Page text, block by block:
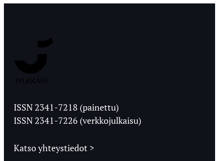
Ylioppilaslehti
ISSN 2341-7218 (painettu)
ISSN 2341-7226 (verkkojulkaisu)
Katso yhteystiedot >